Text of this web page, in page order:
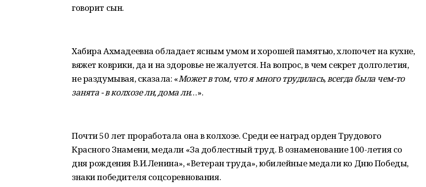
говорит сын.
Хабира Ахмадеевна обладает ясным умом и хорошей памятью, хлопочет на кухне,
вяжет коврики, да и на здоровье не жалуется. На вопрос, в чем секрет долголетия,
не раздумывая, сказала: «Может в том, что я много трудилась, всегда была чем-то
занята - в колхозе ли, дома ли…».
Почти 50 лет проработала она в колхозе. Среди ее наград орден Трудового
Красного Знамени, медали «За доблестный труд. В ознаменование 100-летия со
дня рождения В.И.Ленина», «Ветеран труда», юбилейные медали ко Дню Победы,
знаки победителя соцсоревнования.